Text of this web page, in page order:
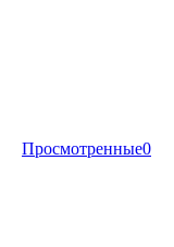
Просмотренные0